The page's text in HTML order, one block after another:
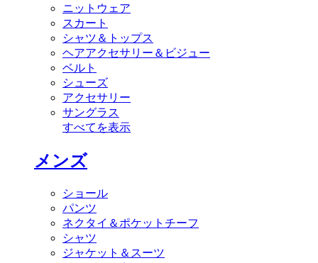
ニットウェア
スカート
シャツ＆トップス
ヘアアクセサリー＆ビジュー
ベルト
シューズ
アクセサリー
サングラス
すべてを表示
メンズ
ショール
パンツ
ネクタイ＆ポケットチーフ
シャツ
ジャケット＆スーツ